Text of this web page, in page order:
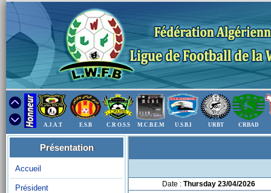
A.J.A.T E.S.B C.R O.S.S M.C.B.E.M U.S.B.I URBT CRBAD
Présentation
Accueil
Président Date : Thursday 23/04/2026